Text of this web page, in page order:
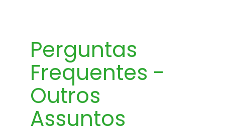
Perguntas
Frequentes -
Outros
Assuntos